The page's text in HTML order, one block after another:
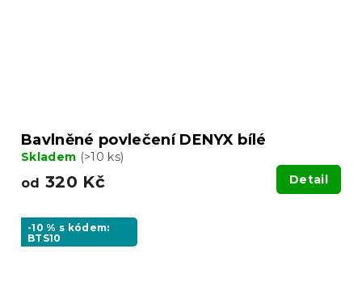
Bavlněné povlečení DENYX bílé
Skladem (>10 ks)
od 320 Kč Detail
-10 % s kódem:
BTS10